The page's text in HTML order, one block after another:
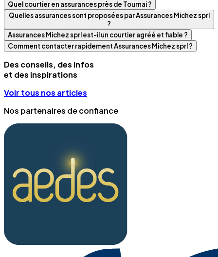
Quel courtier en assurances près de Tournai ?
Quelles assurances sont proposées par Assurances Michez sprl
?
Assurances Michez sprl est-il un courtier agréé et fiable ?
Comment contacter rapidement Assurances Michez sprl ?
Des conseils, des infos
et des inspirations
Voir tous nos articles
Nos partenaires de confiance